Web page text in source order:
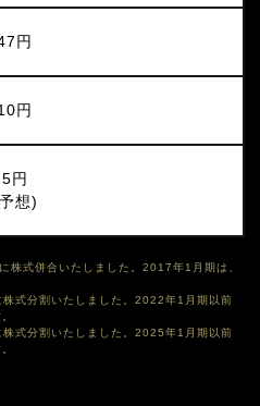
円
円
5円
想)
式併合いたしました。2017年1月期は、
式分割いたしました。2022年1月期以前
式分割いたしました。2025年1月期以前